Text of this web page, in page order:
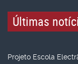
Últimas
Projeto Escola